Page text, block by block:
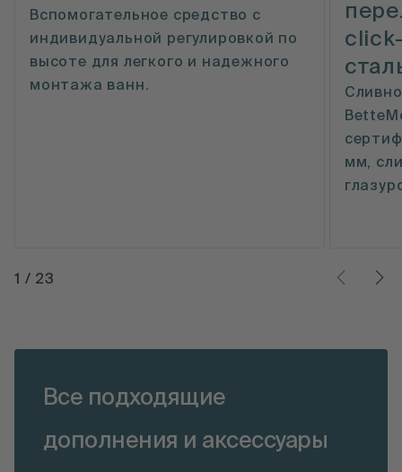
Вспомогательное средство с
индивидуальной регулировкой по
высоте для легкого и надежного
монтажа ванн.
мм,
1 / 23
Все подходящие
дополнения и аксессуары